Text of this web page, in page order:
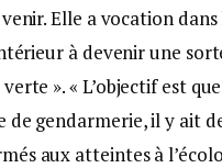
Elle a vocation dans
à devenir une
». « L’objectif est
de gendarmerie, il y ait
aux atteintes à